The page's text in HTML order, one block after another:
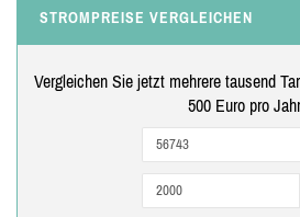
STROMPREISE VERGLEICHEN
Vergleichen Sie jetzt mehrere tausend
500 Euro pro